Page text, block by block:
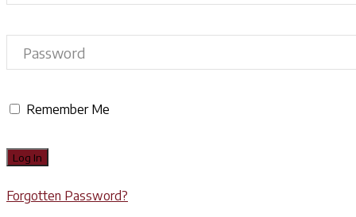
Remember Me
Forgotten Password?